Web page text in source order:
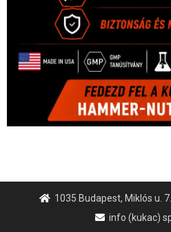
1035 Budapest, Miklós u. 7.
info (kukac)